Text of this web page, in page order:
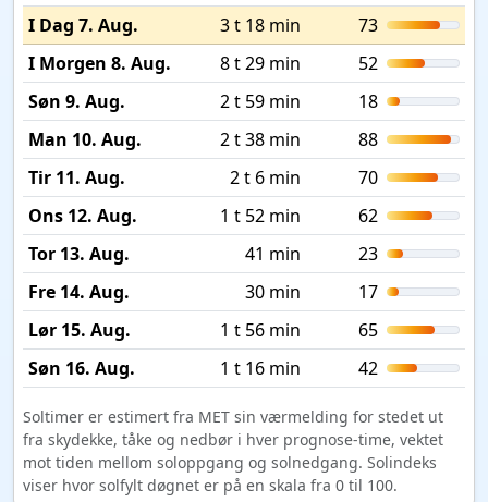
I Dag 7. Aug. 3 t 18 min
73
I Morgen 8. Aug.
8 t 29 min
52
Søn 9. Aug.
2 t 59 min
18
Man 10. Aug.
2 t 38 min
88
Tir 11. Aug.
2 t 6 min
70
Ons 12. Aug.
1 t 52 min
62
Tor 13. Aug.
41 min
23
Fre 14. Aug.
30 min
17
Lør 15. Aug.
1 t 56 min
65
Søn 16. Aug.
1 t 16 min 42
Soltimer er estimert fra MET sin værmelding for stedet ut
fra skydekke, tåke og nedbør i hver prognose-time, vektet
mot tiden mellom soloppgang og solnedgang. Solindeks
viser hvor solfylt døgnet er på en skala fra 0 til 100.